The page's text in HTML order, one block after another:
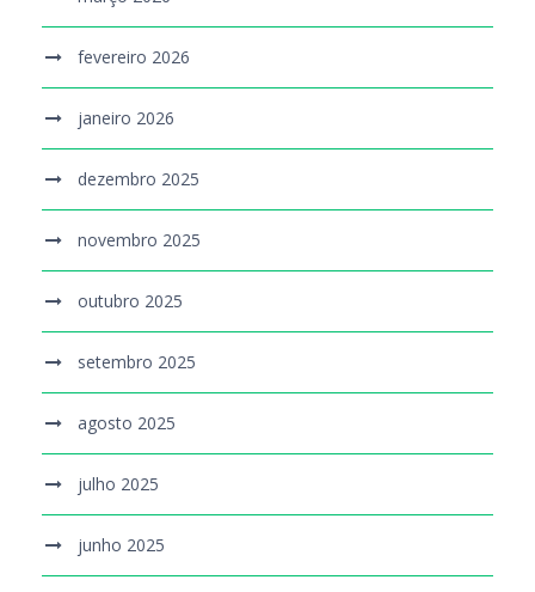
fevereiro 2026
janeiro 2026
dezembro 2025
novembro 2025
outubro 2025
setembro 2025
agosto 2025
julho 2025
junho 2025